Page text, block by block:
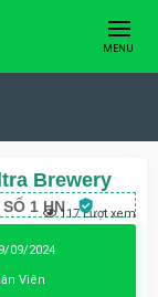
MENU
Brewery
SỐ 1 HN117 Lượt xem
09/2024
Viên